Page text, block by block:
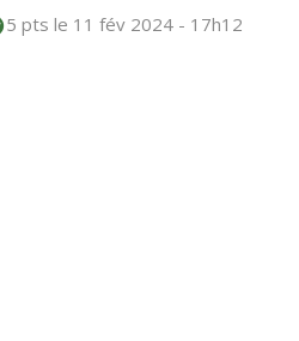
5 ptsle 11 fév 2024 - 17h12